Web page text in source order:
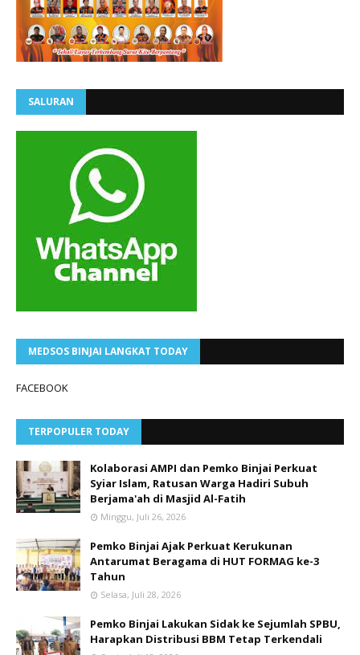
SALURAN
MEDSOS BINJAI LANGKAT TODAY
FACEBOOK
TERPOPULER TODAY
Kolaborasi AMPI dan Pemko Binjai Perkuat
Syiar Islam, Ratusan Warga Hadiri Subuh
Berjama'ah di Masjid Al-Fatih
Minggu, Juli 26, 2026
Pemko Binjai Ajak Perkuat Kerukunan
Antarumat Beragama di HUT FORMAG ke-3
Tahun
Selasa, Juli 28, 2026
Pemko Binjai Lakukan Sidak ke Sejumlah SPBU,
Harapkan Distribusi BBM Tetap Terkendali